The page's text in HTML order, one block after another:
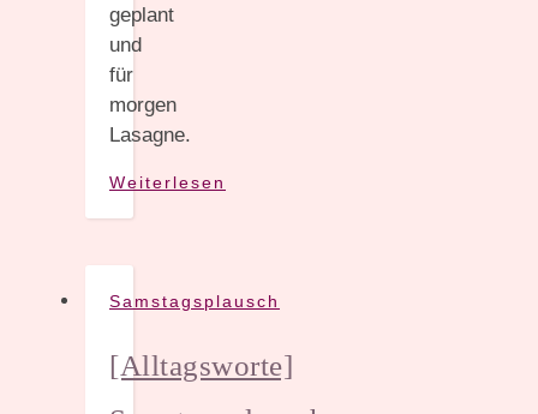
geplant
und
für
morgen
Lasagne.
Weiterlesen
Samstagsplausch
[Alltagsworte]